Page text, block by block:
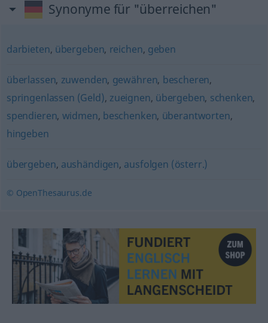
Synonyme für "überreichen"
darbieten, übergeben, reichen, geben
überlassen, zuwenden, gewähren, bescheren,
springenlassen (Geld), zueignen, übergeben, schenken,
spendieren, widmen, beschenken, überantworten,
hingeben
übergeben, aushändigen, ausfolgen (österr.)
© OpenThesaurus.de